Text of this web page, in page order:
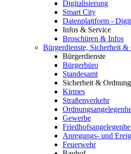
Digitalisierung
Smart City
Datenplattform -
Infos & Service
Broschüren & Infos
Bürgerdienste, Sicherheit &
Bürgerdienste
Bürgerbüro
Standesamt
Sicherheit & Ordnung
Kirmes
Straßenverkehr
Gewerbe
Anregungs- und
Feuerwehr